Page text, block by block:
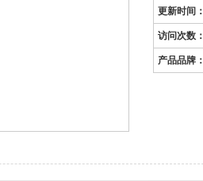
更新时间：
访问次数：
产品品牌：